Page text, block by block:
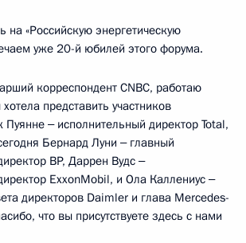
на «Российскую энергетическую
уже 20-й юбилей этого форума.
корреспондент CNBC, работаю
представить участников
Пуянне ‒ исполнительный директор Total,
Бернард Луни ‒ главный
BP, Даррен Вудс ‒
ExxonMobil, и Ола Каллениус ‒
директоров Daimler и глава Mercedes-
что вы присутствуете здесь с нами